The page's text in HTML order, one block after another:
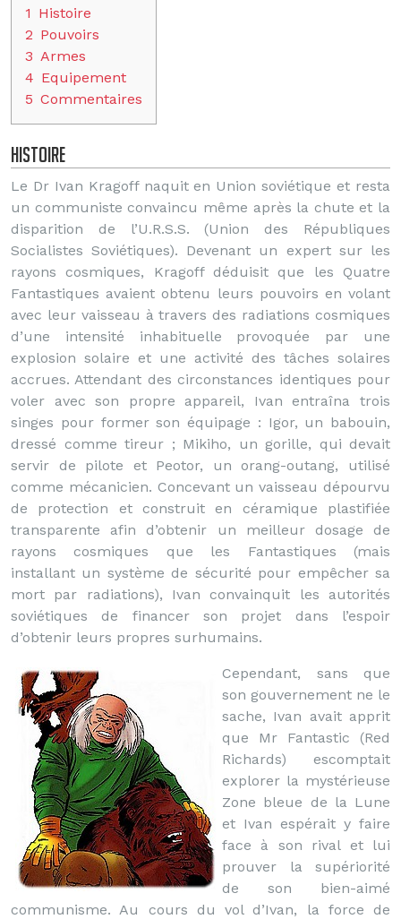
1 Histoire
2 Pouvoirs
3 Armes
4 Equipement
5 Commentaires
Histoire
Le Dr Ivan Kragoff naquit en Union soviétique et resta
un communiste convaincu même après la chute et la
disparition de l’U.R.S.S. (Union des Républiques
Socialistes Soviétiques). Devenant un expert sur les
rayons cosmiques, Kragoff déduisit que les Quatre
Fantastiques avaient obtenu leurs pouvoirs en volant
avec leur vaisseau à travers des radiations cosmiques
d’une intensité inhabituelle provoquée par une
explosion solaire et une activité des tâches solaires
accrues. Attendant des circonstances identiques pour
voler avec son propre appareil, Ivan entraîna trois
singes pour former son équipage : Igor, un babouin,
dressé comme tireur ; Mikiho, un gorille, qui devait
servir de pilote et Peotor, un orang-outang, utilisé
comme mécanicien. Concevant un vaisseau dépourvu
de protection et construit en céramique plastifiée
transparente afin d’obtenir un meilleur dosage de
rayons cosmiques que les Fantastiques (mais
installant un système de sécurité pour empêcher sa
mort par radiations), Ivan convainquit les autorités
soviétiques de financer son projet dans l’espoir
d’obtenir leurs propres surhumains.
Cependant, sans que
son gouvernement ne le
sache, Ivan avait apprit
que Mr Fantastic (Red
Richards) escomptait
explorer la mystérieuse
Zone bleue de la Lune
et Ivan espérait y faire
face à son rival et lui
prouver la supériorité
de son bien-aimé
communisme. Au cours du vol d’Ivan, la force de